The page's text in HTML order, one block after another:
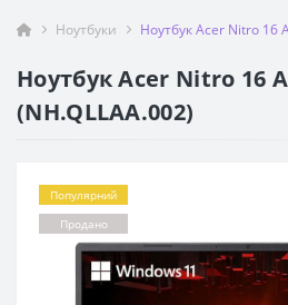
Ноутбуки Ноутбук Acer Nitro 16
Ноутбук Acer Nitro 16
(NH.QLLAA.002)
Популярний
Продано